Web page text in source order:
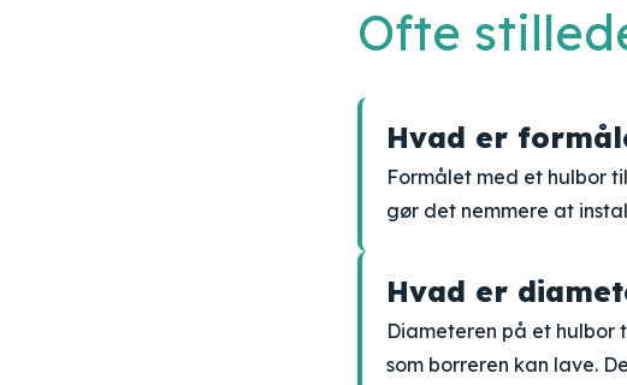
Ofte
Hvad er
Formålet med et hulbor
gør det nemmere at
Hvad er
Diameteren på et hulbor
som borreren kan lave.